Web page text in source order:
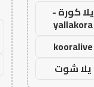
يلا كورة -
yallakora
kooralive
يلا شوت